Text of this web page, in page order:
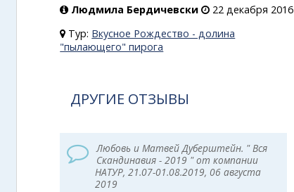
Людмила Бердичевски
22 декабря 2016
Тур: Вкусное Рождество - долина
"пылающего" пирога
ДРУГИЕ ОТЗЫВЫ
Любовь и Матвей Дуберштейн. " Вся
Скандинавия - 2019 " от компании
НАТУР, 21.07-01.08.2019, 06 августа
2019